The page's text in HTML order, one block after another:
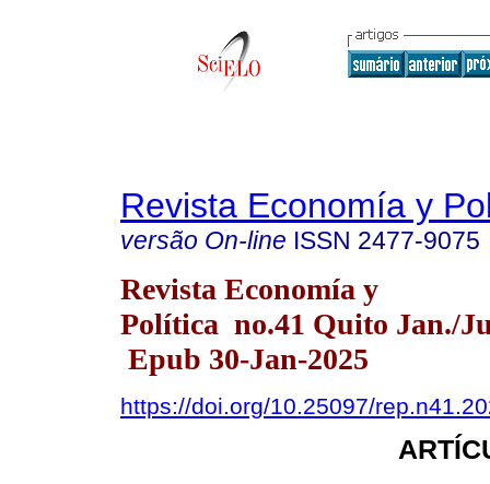
Revista Economía y
versão On-line ISSN 2477-9075
Revista Economía y
Política no.41 Quito Jan./
Epub 30-Jan-2025
https://doi.org/10.25097/